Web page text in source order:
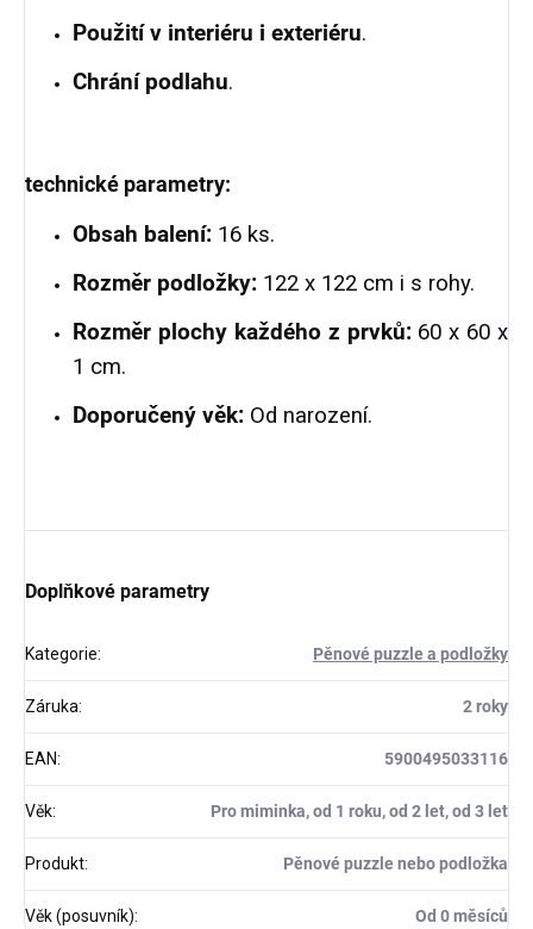
Použití v interiéru i exteriéru.
Chrání podlahu.
technické parametry:
Obsah balení: 16 ks.
Rozměr podložky: 122 x 122 cm i s rohy.
Rozměr plochy každého z prvků:60 x 60 x
1 cm.
Doporučený věk: Od narození.
Doplňkové parametry
Kategorie: Pěnové puzzle a podložky
Záruka: 2 roky
EAN: 5900495033116
Věk: Pro miminka, od 1 roku, od 2 let, od 3 let
Produkt: Pěnové puzzle nebo podložka
Věk (posuvník): Od 0 měsíců